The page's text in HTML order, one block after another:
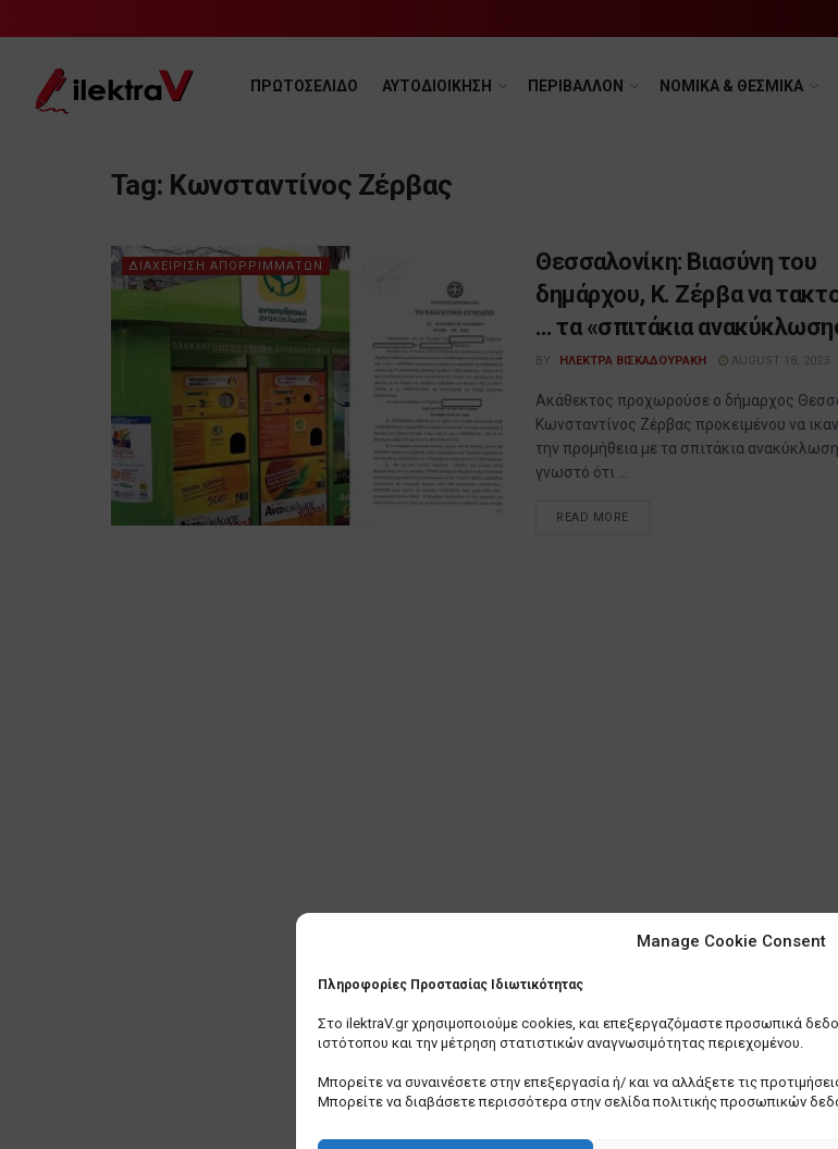
Manage Cookie Consent
Πληροφορίες Προστασίας Ιδιωτικότητας
Στο ilektraV.gr χρησιμοποιούμε cookies, και επεξεργαζόμαστε προσωπικά
ιστότοπου και την μέτρηση στατιστικών αναγνωσιμότητας περιεχομένου.
Μπορείτε να συναινέσετε στην επεξεργασία ή/ και να αλλάξετε τις
Μπορείτε να διαβάσετε περισσότερα στην σελίδα πολιτικής προσωπικών
ΠΡΩΤΟΣΕΛΙΔΟ ΑΥΤΟΔΙΟΙΚΗΣΗ ΠΕΡΙΒΑΛΛΟΝ ΝΟΜΙΚΑ & ΘΕΣΜΙΚΑ
Tag: Κωνσταντίνος Ζέρβας
ΔΙΑΧΕΙΡΙΣΗ ΑΠΟΡΡΙΜΜΑΤΩΝ
Θεσσαλονίκη: Βιασύνη του
δημάρχου, Κ. Ζέρβα να
… τα «σπιτάκια
BY ΗΛΕΚΤΡΑ ΒΙΣΚΑΔΟΥΡΑΚΗ AUGUST 18, 2023
Ακάθεκτος προχωρούσε ο δήμαρχος
Κωνσταντίνος Ζέρβας προκειμένου να
την προμήθεια με τα σπιτάκια
γνωστό ότι ...
READ MORE